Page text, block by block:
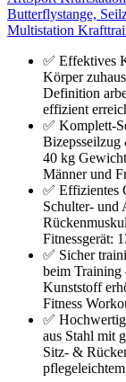
Butterflystange,
Multistation
✅ Effektives
Körper
Definition
effizient
✅ Komplett-
Bizepsseilzug
40 kg
Männer und
✅ Effizientes
Schulter- und
Fitnessgerät:
✅ Sicher
beim Training
Kunststoff
Fitness
✅
aus Stahl mit
Sitz- &